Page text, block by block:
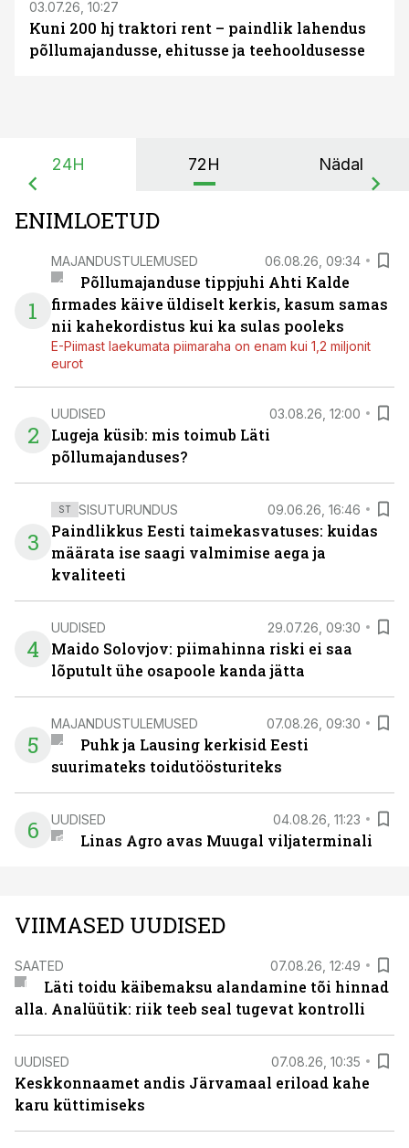
03.07.26, 10:27
Kuni 200 hj traktori rent – paindlik lahendus
põllumajandusse, ehitusse ja teehooldusesse
24H 72H Nädal
ENIMLOETUD
1
MAJANDUSTULEMUSED 06.08.26, 09:34
Põllumajanduse tippjuhi Ahti Kalde
firmades käive üldiselt kerkis, kasum samas
nii kahekordistus kui ka sulas pooleks
E-Piimast laekumata piimaraha on enam kui 1,2 miljonit
eurot
2
UUDISED 03.08.26, 12:00
Lugeja küsib: mis toimub Läti
põllumajanduses?
3
ST SISUTURUNDUS 09.06.26, 16:46
Paindlikkus Eesti taimekasvatuses: kuidas
määrata ise saagi valmimise aega ja
kvaliteeti
4
UUDISED 29.07.26, 09:30
Maido Solovjov: piimahinna riski ei saa
lõputult ühe osapoole kanda jätta
5
MAJANDUSTULEMUSED 07.08.26, 09:30
Puhk ja Lausing kerkisid Eesti
suurimateks toidutöösturiteks
6 UUDISED 04.08.26, 11:23
Linas Agro avas Muugal viljaterminali
VIIMASED UUDISED
SAATED 07.08.26, 12:49
Läti toidu käibemaksu alandamine tõi hinnad
alla. Analüütik: riik teeb seal tugevat kontrolli
UUDISED 07.08.26, 10:35
Keskkonnaamet andis Järvamaal eriload kahe
karu küttimiseks